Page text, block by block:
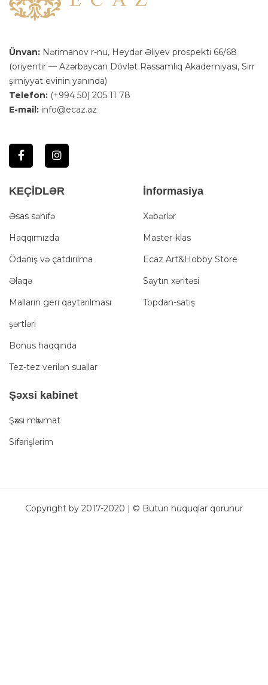
Ünvan: Nərimanov r-nu, Heydər Əliyev prospekti 66/68
(oriyentir — Azərbaycan Dövlət Rəssamlıq Akademiyası, Sirr
şirniyyat evinin yanında)
Telefon: (+994 50) 205 11 78
E-mail: info@ecaz.az
KEÇİDLƏR
Əsas səhifə
Haqqımızda
Ödəniş və çatdırılma
Əlaqə
Malların geri qaytarılması
şərtləri
Bonus haqqında
Tez-tez verilən suallar
İnformasiya
Xəbərlər
Master-klas
Ecaz Art&Hobby Store
Saytın xəritəsi
Topdan-satış
Şәxsi kabinet
Şәxsi mәlumat
Sifarişlərim
Copyright by 2017-2020 | © Bütün hüquqlar qorunur